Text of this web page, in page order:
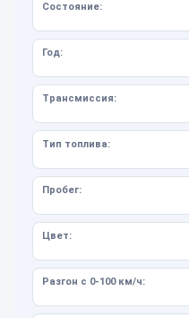
Состояние:
Год:
Трансмиссия:
Тип топлива:
Пробег:
Цвет:
Разгон с 0-100 км/ч: